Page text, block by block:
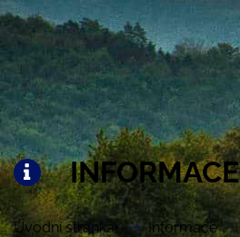
INFORMACE
Úvodní stránka
Informace